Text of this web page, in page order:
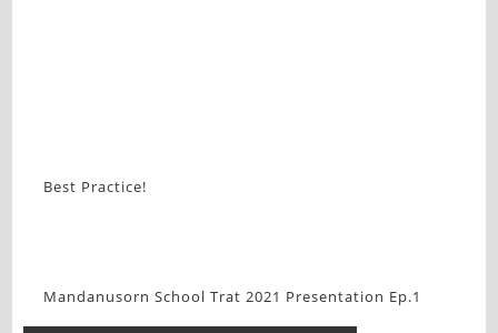
Best Practice!
Mandanusorn School Trat 2021 Presentation Ep.1